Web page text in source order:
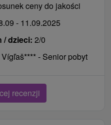
ceny do jakości
- 11.09.2025
/ dzieci: 2/0
- Senior pobyt
recenzji